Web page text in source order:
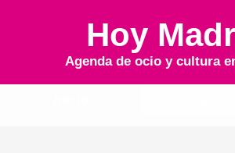
Hoy
Agenda de ocio y cultura